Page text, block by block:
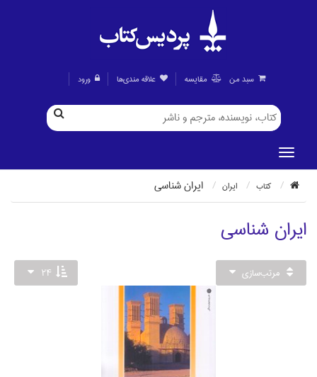
ورود علاقه مندی‌ها مقايسه سبد من
كتاب ايران ايران شناسي
ايران شناسي
مرتب‌سازي